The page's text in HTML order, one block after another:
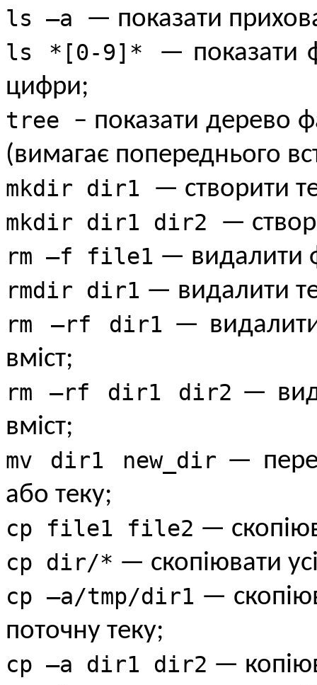
ls –a — показати
ls *[0-9]* — показати
цифри;
tree – показати дерево
(вимагає попереднього
mkdir dir1 — створити
mkdir dir1 dir2 —
rm –f file1 — видалити
rmdir dir1 — видалити
rm –rf dir1 —
вміст;
rm –rf dir1 dir2 —
вміст;
mv dir1 new_dir —
або теку;
cp file1 file2 —
cp dir/* — скопіювати
cp –a/tmp/dir1 —
поточну теку;
cp –a dir1 dir2 —